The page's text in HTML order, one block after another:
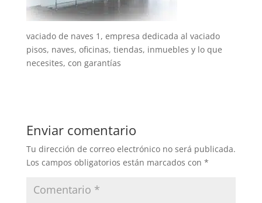
vaciado de naves 1, empresa dedicada al vaciado
pisos, naves, oficinas, tiendas, inmuebles y lo que
necesites, con garantías
Enviar comentario
Tu dirección de correo electrónico no será publicada.
Los campos obligatorios están marcados con *